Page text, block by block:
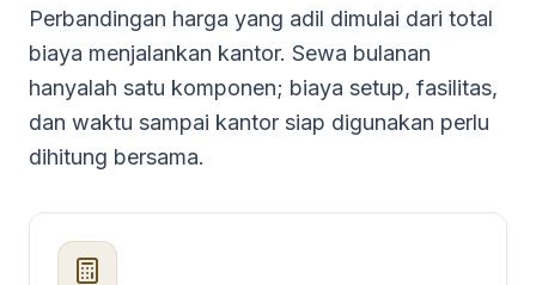
Perbandingan harga yang adil dimulai dari total
biaya menjalankan kantor. Sewa bulanan
hanyalah satu komponen; biaya setup, fasilitas,
dan waktu sampai kantor siap digunakan perlu
dihitung bersama.